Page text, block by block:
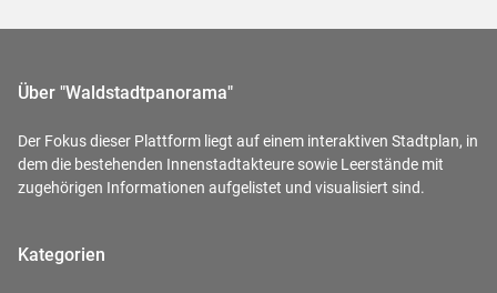
Über "Waldstadtpanorama"
Der Fokus dieser Plattform liegt auf einem interaktiven Stadtplan, in
dem die bestehenden Innenstadtakteure sowie Leerstände mit
zugehörigen Informationen aufgelistet und visualisiert sind.
Kategorien